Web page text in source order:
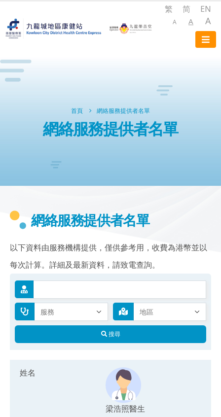
繁 简 EN
A A A
首頁 網絡服務提供者名單
網絡服務提供者名單
網絡服務提供者名單
以下資料由服務機構提供，僅供參考用，收費為港幣並以
每次計算。詳細及最新資料，請致電查詢。
搜尋
姓名
梁浩照醫生